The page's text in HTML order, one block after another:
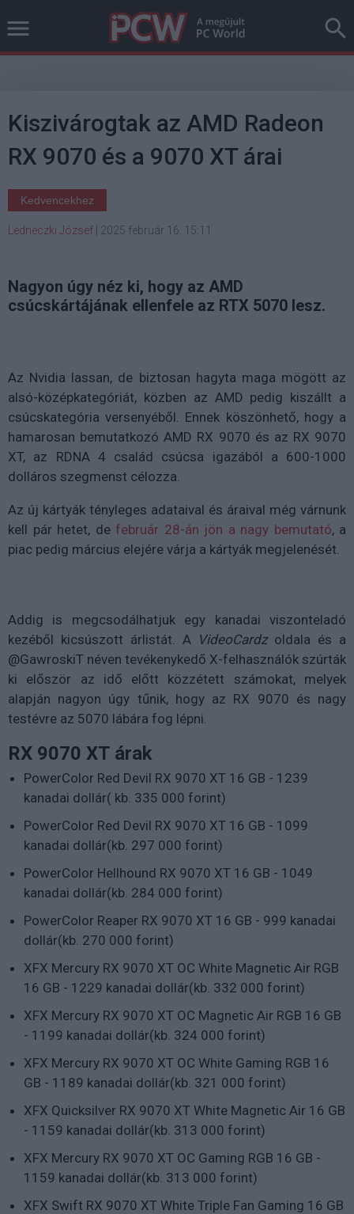
Kiszivárogtak az AMD Radeon
RX 9070 és a 9070 XT árai
Kedvencekhez
Ledneczki József 2025 február 16. 15:11
Nagyon úgy néz ki, hogy az AMD
csúcskártájának ellenfele az RTX 5070 lesz.
Az Nvidia lassan, de biztosan hagyta maga mögött az
alsó-középkategóriát, közben az AMD pedig kiszállt a
csúcskategória versenyéből. Ennek köszönhető, hogy a
hamarosan bemutatkozó AMD RX 9070 és az RX 9070
XT, az RDNA 4 család csúcsa igazából a 600-1000
dolláros szegmenst célozza.
Az új kártyák tényleges adataival és áraival még várnunk
kell pár hetet, de február 28-án jön a nagy bemutató, a
piac pedig március elejére várja a kártyák megjelenését.
Addig is megcsodálhatjuk egy kanadai viszonteladó
kezéből kicsúszott árlistát. A VideoCardzoldala és a
@GawroskiT néven tevékenykedő X-felhasználók szúrták
ki először az idő előtt közzétett számokat, melyek
alapján nagyon úgy tűnik, hogy az RX 9070 és nagy
testévre az 5070 lábára fog lépni.
RX 9070 XT árak
PowerColor Red Devil RX 9070 XT 16 GB - 1239
kanadai dollár( kb. 335 000 forint)
PowerColor Red Devil RX 9070 XT 16 GB - 1099
kanadai dollár(kb. 297 000 forint)
PowerColor Hellhound RX 9070 XT 16 GB - 1049
kanadai dollár(kb. 284 000 forint)
PowerColor Reaper RX 9070 XT 16 GB - 999 kanadai
dollár(kb. 270 000 forint)
XFX Mercury RX 9070 XT OC White Magnetic Air RGB
16 GB - 1229 kanadai dollár(kb. 332 000 forint)
XFX Mercury RX 9070 XT OC Magnetic Air RGB 16 GB
- 1199 kanadai dollár(kb. 324 000 forint)
XFX Mercury RX 9070 XT OC White Gaming RGB 16
GB - 1189 kanadai dollár(kb. 321 000 forint)
XFX Quicksilver RX 9070 XT White Magnetic Air 16 GB
- 1159 kanadai dollár(kb. 313 000 forint)
XFX Mercury RX 9070 XT OC Gaming RGB 16 GB -
1159 kanadai dollár(kb. 313 000 forint)
XFX Swift RX 9070 XT White Triple Fan Gaming 16 GB